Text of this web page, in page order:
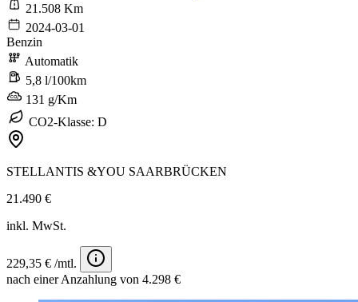
21.508 Km
2024-03-01
Benzin
Automatik
5,8 l/100km
131 g/Km
CO2-Klasse: D
STELLANTIS &YOU SAARBRÜCKEN
21.490 €
inkl. MwSt.
229,35 € /mtl.
nach einer Anzahlung von 4.298 €